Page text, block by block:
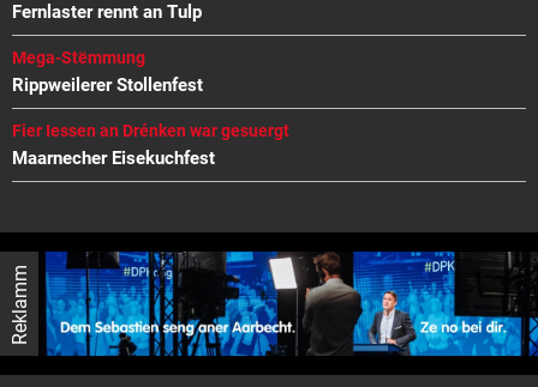
Fernlaster rennt an Tulp
Mega-Stëmmung
Rippweilerer Stollenfest
Fier Iessen an Drénken war gesuergt
Maarnecher Eisekuchfest
Reklamm